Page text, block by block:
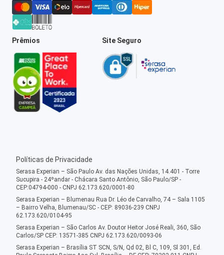
Prêmios Site Seguro
Políticas de Privacidade
Serasa Experian – São Paulo Av. das Nações Unidas, 14.401 - Torre
Sucupira - 24ºandar - Chácara Santo Antônio, São Paulo/SP -
CEP:04794-000 - CNPJ 62.173.620/0001-80
Serasa Experian – Blumenau Rua Dr. Léo de Carvalho, 74 – Sala 1105
– Bairro Velha, Blumenau/SC - CEP: 89036-239 CNPJ
62.173.620/0104-95
Serasa Experian – São Carlos Av. Doutor Heitor José Reali, 360, São
Carlos/SP CEP: 13571-385 CNPJ 62.173.620/0093-06
Serasa Experian – Brasília ST SCN, S/N, Qd 02, Bl C, 109, Sl 301, Ed.